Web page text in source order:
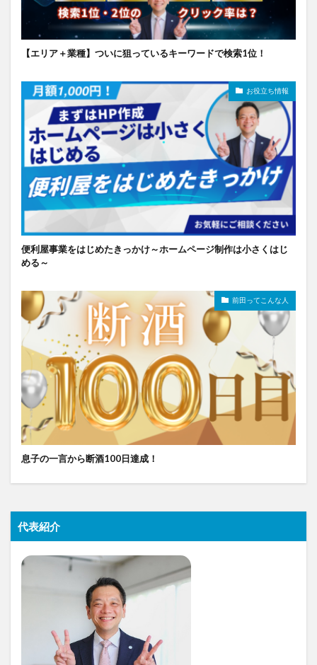
【エリア＋業種】ついに狙っているキーワードで検索1位！
お役立ち情報
便利屋事業をはじめたきっかけ～ホームページ制作は小さくはじ
める～
前田ってこんな人
息子の一言から断酒100日達成！
代表紹介